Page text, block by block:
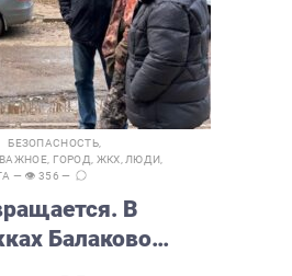
БЕЗОПАСНОСТЬ,
ВАЖНОЕ, ГОРОД ЖКХ ЛЮДИ
— 👁 356 —
В
Балаково